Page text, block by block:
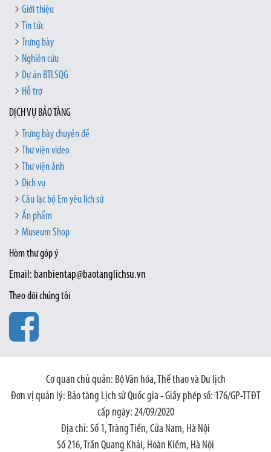
Giới thiệu
Tin tức
Trưng bày
Nghiên cứu
Dự án BTLSQG
Hỗ trợ
DỊCH VỤ BẢO TÀNG
Trưng bày chuyên đề
Thư viện video
Thư viện ảnh
Dịch vụ
Câu lạc bộ Em yêu lịch sử
Ấn phẩm
Museum Shop
Hòm thư góp ý
Email: banbientap@baotanglichsu.vn
Theo dõi chúng tôi
Cơ quan chủ quản: Bộ Văn hóa, Thể thao và Du lịch
Đơn vị quản lý: Bảo tàng Lịch sử Quốc gia - Giấy phép số: 176/GP-TTĐT
cấp ngày: 24/09/2020
Địa chỉ: Số 1, Tràng Tiền, Cửa Nam, Hà Nội
Số 216, Trần Quang Khải, Hoàn Kiếm, Hà Nội